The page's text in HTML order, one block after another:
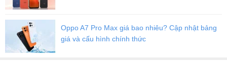
Oppo A7 Pro Max giá bao nhiêu? Cập nhật bảng
giá và cấu hình chính thức